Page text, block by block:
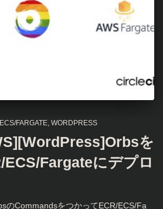
ECS/FARGATE WORDPRESS
を
Fargateにデプロ
のCommandsをつかってECR/ECS/Fa